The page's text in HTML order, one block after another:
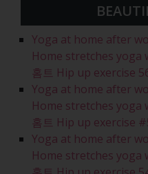
Yoga at home after
Home stretches yoga
홈트 Hip up exercise
Yoga at home after
Home stretches yoga
홈트 Hip up exercise
Yoga at home after
Home stretches yoga